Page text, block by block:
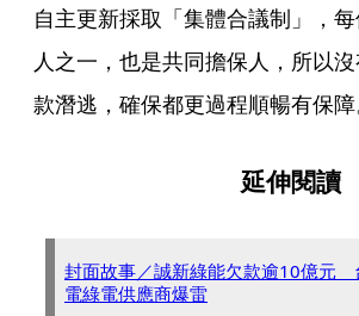
自主更新採取「集體合議制」，
人之一，也是共同擔保人，所以
款潛逃，確保都更過程順暢有保障
延伸閱讀
封面故事／誠新綠能欠款逾10億元
電綠電供應商爆雷